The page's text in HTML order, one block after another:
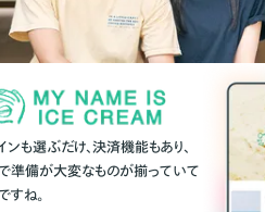
ンも選ぶだけ、決済機能もあり、
準備が大変なものが揃っていて
すね。